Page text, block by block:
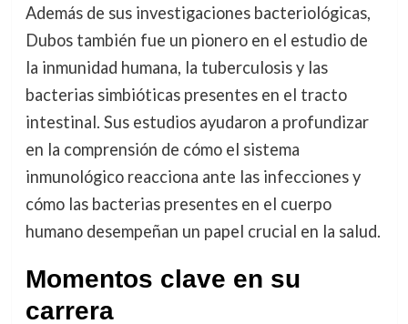
Además de sus investigaciones bacteriológicas,
Dubos también fue un pionero en el estudio de
la inmunidad humana, la tuberculosis y las
bacterias simbióticas presentes en el tracto
intestinal. Sus estudios ayudaron a profundizar
en la comprensión de cómo el sistema
inmunológico reacciona ante las infecciones y
cómo las bacterias presentes en el cuerpo
humano desempeñan un papel crucial en la salud.
Momentos clave en su
carrera